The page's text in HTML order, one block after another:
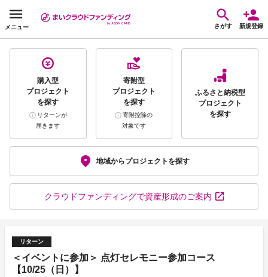
メニュー さがす 新規登録
購入型
プロジェクト
を探す
リターンが
届きます
寄附型
プロジェクト
を探す
寄附控除の
対象です
ふるさと納税型
プロジェクト
を探す
地域からプロジェクトを探す
クラウドファンディングで資産形成のご案内
リターン
＜イベントに参加＞ 点灯セレモニー参加コース
【10/25（日）】